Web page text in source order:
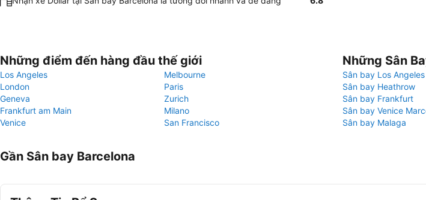
Những điểm đến hàng đầu thế giới
Los Angeles
Melbourne
London
Paris
Geneva
Zurich
Frankfurt am Main
Milano
Venice
San Francisco
Những Sân
Sân bay Los Angeles
Sân bay Heathrow
Sân bay Frankfurt
Sân bay Venice
Sân bay Malaga
Gần Sân bay Barcelona